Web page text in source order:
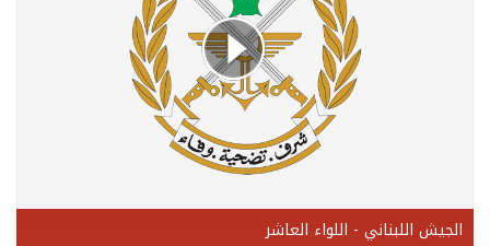
الجيش اللبناني - اللواء العاشر